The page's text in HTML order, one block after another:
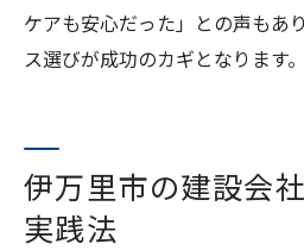
ケアも安心だった」との声もあ
ス選びが成功のカギとなります。
伊万里市の建設会
実践法